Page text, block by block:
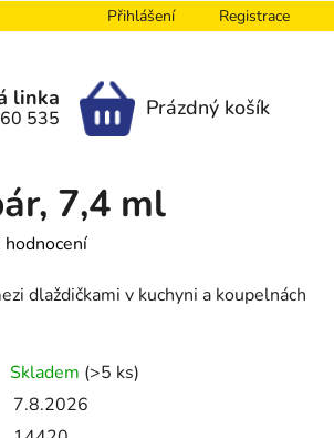
Přihlášení Registrace
NÁKUPNÍ
KOŠÍK
Prázdný košík
linka
535
7,4 ml
dlaždičkami v kuchyni a koupelnách
Skladem (>5 ks)
7.8.2026